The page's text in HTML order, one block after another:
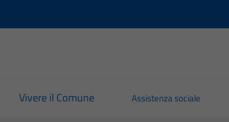
Vivere il Comune Assistenza sociale